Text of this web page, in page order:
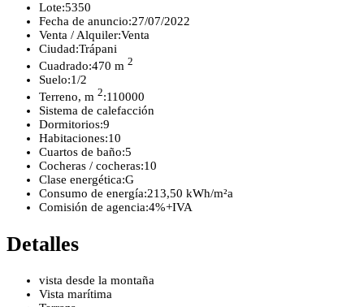
Lote:5350
Fecha de anuncio:27/07/2022
Venta / Alquiler:Venta
Ciudad:Trápani
Cuadrado:470 m 2
Suelo:1/2
Terreno, m 2:110000
Sistema de calefacción
Dormitorios:9
Habitaciones:10
Cuartos de baño:5
Cocheras / cocheras:10
Clase energética:G
Consumo de energía:213,50 kWh/m²a
Comisión de agencia:4%+IVA
Detalles
vista desde la montaña
Vista marítima